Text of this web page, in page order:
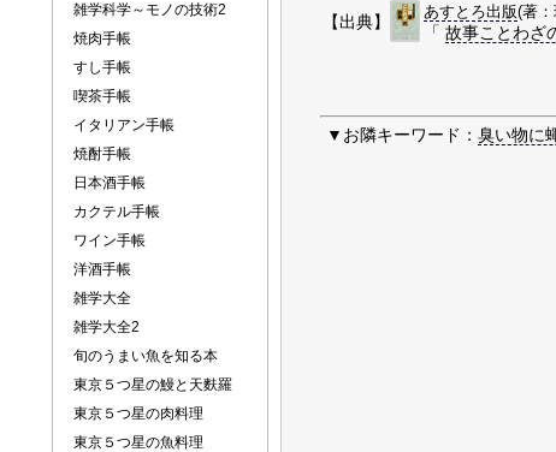
雑学科学～モノの技術2
焼肉手帳
すし手帳
喫茶手帳
イタリアン手帳
焼酎手帳
日本酒手帳
カクテル手帳
ワイン手帳
洋酒手帳
雑学大全
雑学大全2
旬のうまい魚を知る本
東京５つ星の鰻と天麩羅
東京５つ星の肉料理
東京５つ星の魚料理
【出典】
あすとろ出版(著
「 故事ことわざ
▼お隣キーワード： 臭い物に